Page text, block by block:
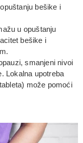
bešike i
u opuštanju
bešike i
smanjeni nivoi
Lokalna upotreba
može pomoći